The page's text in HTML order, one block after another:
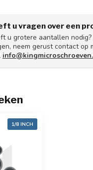
u vragen over een
u grotere aantallen
neem gerust contact op
1/8 INCH